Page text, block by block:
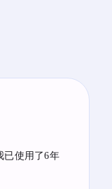
已使用了6年